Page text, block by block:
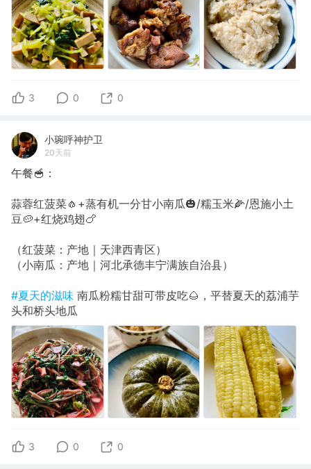
3 0 0
小琬呼神护卫
20天前
午餐🥣：
蒜蓉红菠菜🧄+蒸有机一分甘小南瓜🎃/糯玉米🌽/恩施小土
豆🥔+红烧鸡翅🍗
（红菠菜：产地｜天津西青区）
（小南瓜：产地｜河北承德丰宁满族自治县）
#夏天的滋味 南瓜粉糯甘甜可带皮吃🌰，平替夏天的荔浦芋
头和桥头地瓜
3 0 0